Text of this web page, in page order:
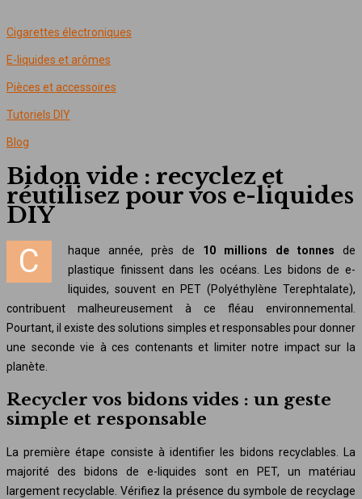
Cigarettes électroniques
E-liquides et arômes
Pièces et accessoires
Tutoriels DIY
Blog
Bidon vide : recyclez et
réutilisez pour vos e-liquides
DIY
Chaque année, près de 10 millions de tonnes de
plastique finissent dans les océans. Les bidons de e-
liquides, souvent en PET (Polyéthylène Terephtalate),
contribuent malheureusement à ce fléau environnemental.
Pourtant, il existe des solutions simples et responsables pour donner
une seconde vie à ces contenants et limiter notre impact sur la
planète.
Recycler vos bidons vides : un geste
simple et responsable
La première étape consiste à identifier les bidons recyclables. La
majorité des bidons de e-liquides sont en PET, un matériau
largement recyclable. Vérifiez la présence du symbole de recyclage